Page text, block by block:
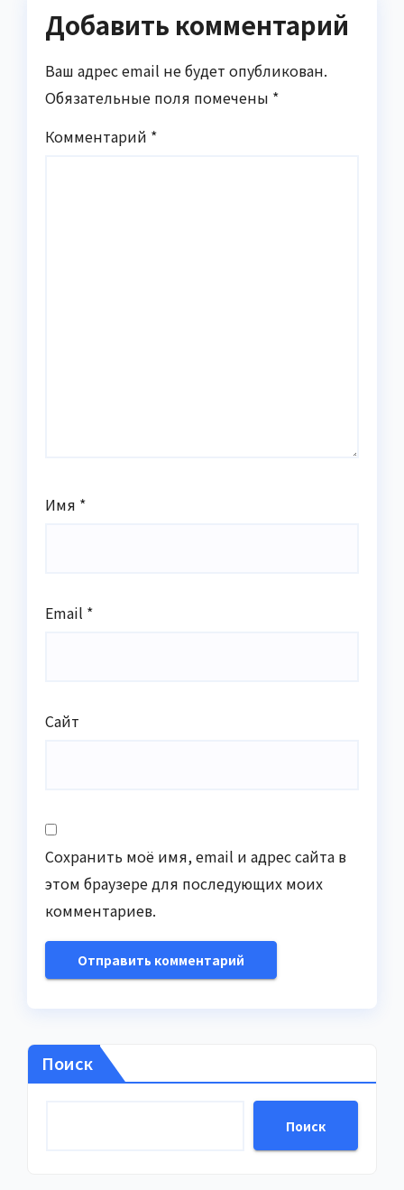
Добавить комментарий
Ваш адрес email не будет опубликован.
Обязательные поля помечены *
Комментарий *
Имя *
Email *
Сайт
Сохранить моё имя, email и адрес сайта в
этом браузере для последующих моих
комментариев.
Поиск
Поиск